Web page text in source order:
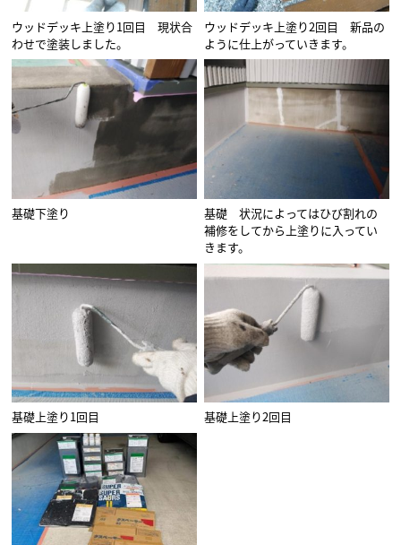
ウッドデッキ上塗り1回目 現状合
わせで塗装しました。
ウッドデッキ上塗り2回目 新品の
ように仕上がっていきます。
基礎下塗り
基礎 状況によってはひび割れの
補修をしてから上塗りに入ってい
きます。
基礎上塗り1回目 基礎上塗り2回目